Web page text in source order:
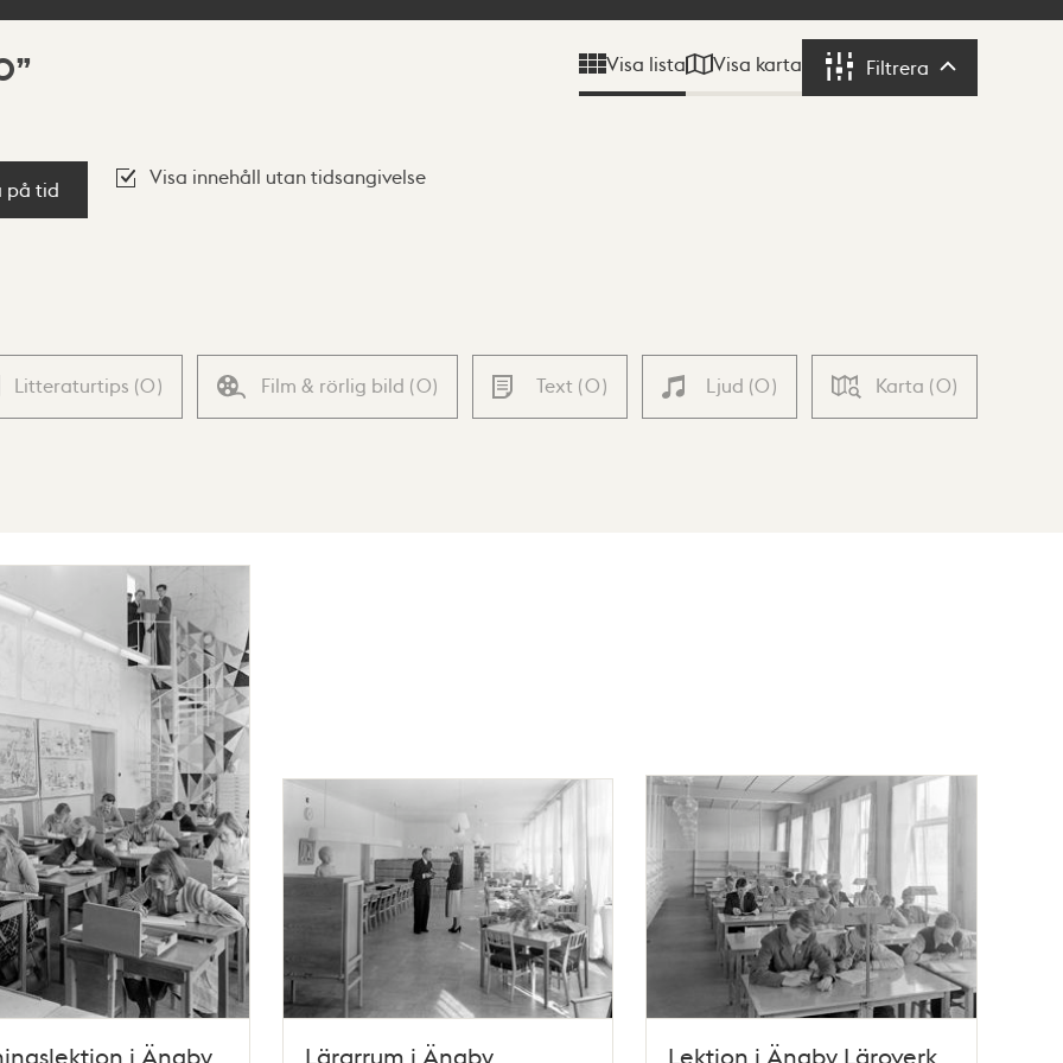
Visa lista Visa karta Filtrera Filtrera
på tid
Visa innehåll utan tidsangivelse
Litteraturtips (0) Film & rörlig bild (0) Text (0) Ljud (0) Karta (0)
i Ängby
Lärarrum i Ängby
Lektion i Ängby Läroverk